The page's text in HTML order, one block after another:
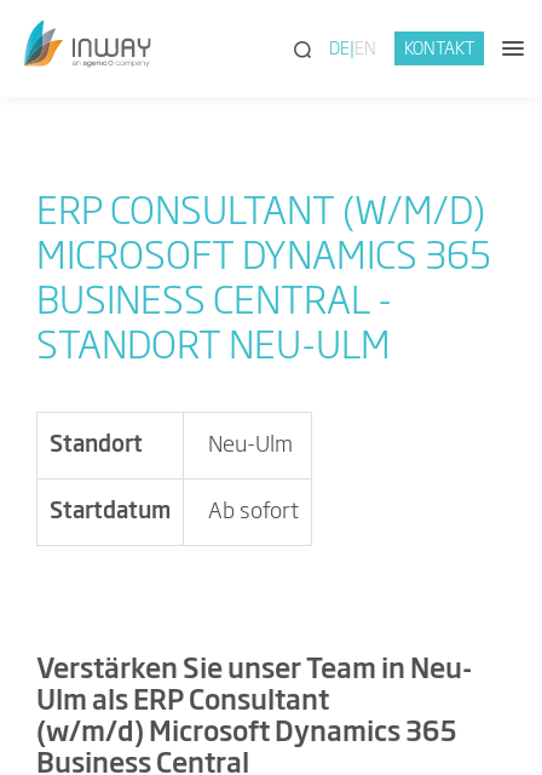
(SUCHE)
DE EN KONTAKT
ERP CONSULTANT (W/M/D)
MICROSOFT DYNAMICS 365
BUSINESS CENTRAL -
STANDORT NEU-ULM
Standort Neu-Ulm
Startdatum Ab sofort
Verstärken Sie unser Team in Neu-
Ulm als ERP Consultant
(w/m/d) Microsoft Dynamics 365
Business Central